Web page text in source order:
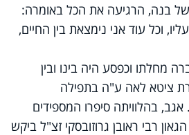
בנה, הרגיעה את הכל באומרה:
וכל עוד אני נימצאת בין החיים,
מחלתו וכפסע היה בינו ובין
ציטא לאה ע"ה בתפילה
אגב, בהלוויתה סיפרו המספידים
רבי ראובן גרוזובסקי זצ"ל ביקש